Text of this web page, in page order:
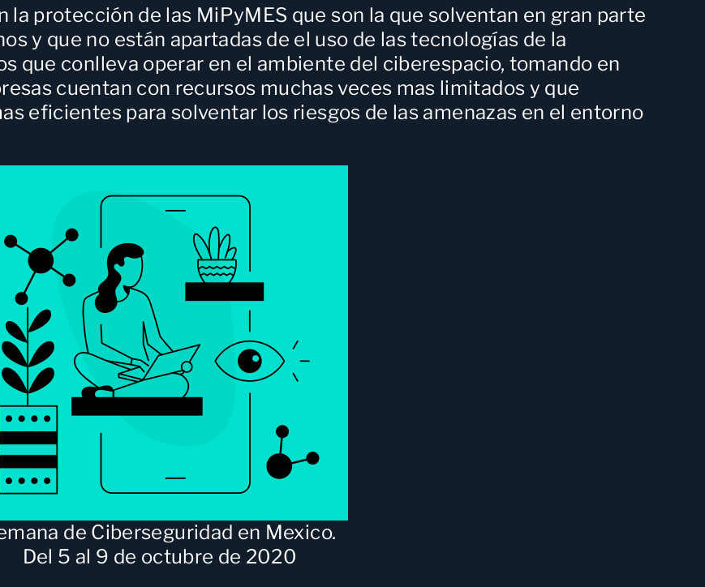
la protección de las MiPyMES que son la que solventan en gran parte
y que no están apartadas de el uso de las tecnologías de la
que conlleva operar en el ambiente del ciberespacio, tomando en
cuentan con recursos muchas veces mas limitados y que
eficientes para solventar los riesgos de las amenazas en el entorno
de Ciberseguridad en Mexico.
Del 5 al 9 de octubre de 2020